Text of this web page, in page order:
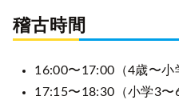
稽古時間
16:00〜17:00（4歳〜小
17:15〜18:30（小学3〜